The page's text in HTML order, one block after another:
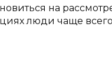
на
люди чаще